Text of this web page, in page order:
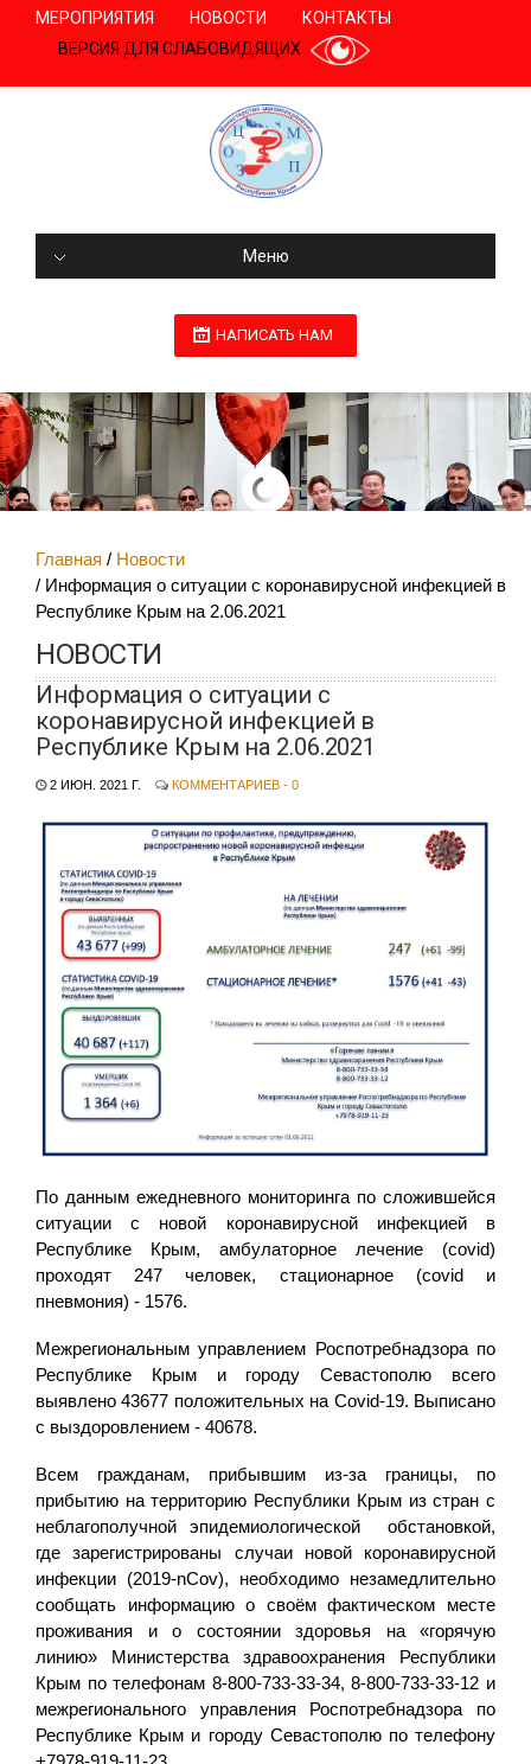
МЕРОПРИЯТИЯ НОВОСТИ
КОНТАКТЫ
ВЕРСИЯ ДЛЯ СЛАБОВИДЯЩИХ
Меню
НАПИСАТЬ НАМ
Главная
Новости
Информация о ситуации с коронавирусной инфекцией в
Республике Крым на 2.06.2021
НОВОСТИ
Информация о ситуации с
коронавирусной инфекцией в
Республике Крым на 2.06.2021
2 ИЮН. 2021 Г. КОММЕНТАРИЕВ - 0
По данным ежедневного мониторинга по сложившейся
ситуации с новой коронавирусной инфекцией в
Республике Крым, амбулаторное лечение (covid)
проходят 247 человек, стационарное (covid и
пневмония) - 1576.
Межрегиональным управлением Роспотребнадзора по
Республике Крым и городу Севастополю всего
выявлено 43677 положительных на Covid-19. Выписано
с выздоровлением - 40678.
Всем гражданам, прибывшим из-за границы, по
прибытию на территорию Республики Крым из стран с
неблагополучной эпидемиологической обстановкой,
где зарегистрированы случаи новой коронавирусной
инфекции (2019-nCov), необходимо незамедлительно
сообщать информацию о своём фактическом месте
проживания и о состоянии здоровья на «горячую
линию» Министерства здравоохранения Республики
Крым по телефонам 8-800-733-33-34, 8-800-733-33-12 и
межрегионального управления Роспотребнадзора по
Республике Крым и городу Севастополю по телефону